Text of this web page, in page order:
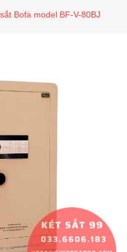
Bofa model BF-V-80BJ